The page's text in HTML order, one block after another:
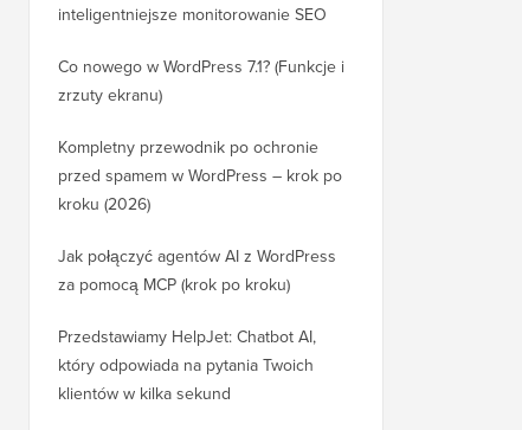
inteligentniejsze monitorowanie SEO
Co nowego w WordPress 7.1? (Funkcje i
zrzuty ekranu)
Kompletny przewodnik po ochronie
przed spamem w WordPress – krok po
kroku (2026)
Jak połączyć agentów AI z WordPress
za pomocą MCP (krok po kroku)
Przedstawiamy HelpJet: Chatbot AI,
który odpowiada na pytania Twoich
klientów w kilka sekund